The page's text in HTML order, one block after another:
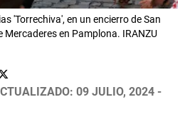
'Torrechiva', en un encierro de San
Mercaderes en Pamplona. IRANZU
09 JULIO, 2024 -